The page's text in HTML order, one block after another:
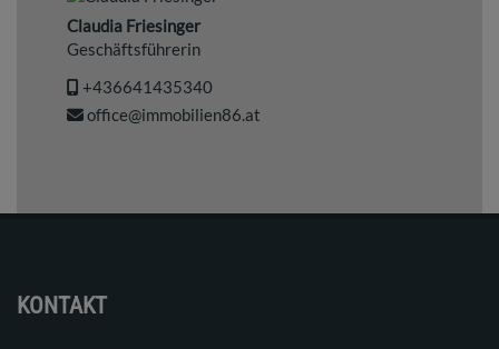
Claudia Friesinger
Geschäftsführerin
+436641435340
office@immobilien86.at
KONTAKT